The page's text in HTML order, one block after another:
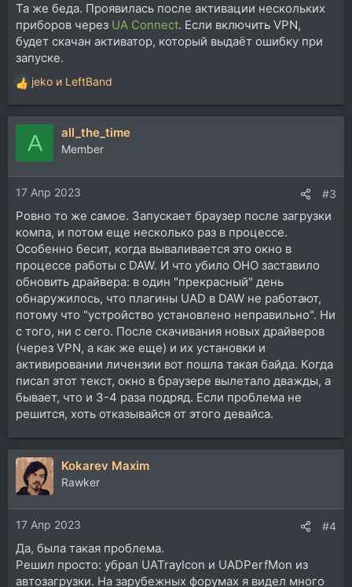
Та же беда. Проявилась после активации нескольких
приборов через UA Connect. Если включить VPN,
будет скачан активатор, который выдаёт ошибку при
запуске.
Р
е
а
и
и
:
jeko и LeftBand
A all_the_time
Member
17 Апр 2023 #3
Ровно то же самое. Запускает браузер после загрузки
компа, и потом еще несколько раз в процессе.
Особенно бесит, когда вываливается это окно в
процессе работы с DAW. И что убило ОНО заставило
обновить драйвера: в один "прекрасный" день
обнаружилось, что плагины UAD в DAW не работают,
потому что "устройство установлено неправильно". Ни
с того, ни с сего. После скачивания новых драйверов
(через VPN, а как же еще) и их установки и
активировании личензии вот пошла такая байда. Когда
писал этот текст, окно в браузере вылетало дважды, а
бывает, что и 3-4 раза подряд. Если проблема не
решится, хоть отказывайся от этого девайса.
Kokarev Maxim
Rawker
17 Апр 2023 #4
Да, была такая проблема.
Решил просто: убрал UATrayIcon и UADPerfMon из
автозагрузки. На зарубежных форумах я видел много